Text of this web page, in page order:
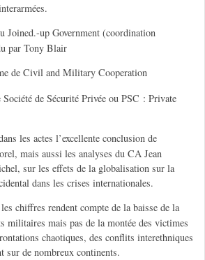
Joined.-up Government (coordination
par Tony Blair
de Civil and Military Cooperation
Société de Sécurité Privée ou PSC : Private
les actes l’excellente conclusion de
mais aussi les analyses du CA Jean
sur les effets de la globalisation sur la
dans les crises internationales.
chiffres rendent compte de la baisse de la
militaires mais pas de la montée des victimes
chaotiques, des conflits interethniques
sur de nombreux continents.